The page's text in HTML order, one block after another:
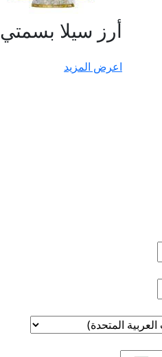
أرز سيلا بسمتي
اعرض المزيد